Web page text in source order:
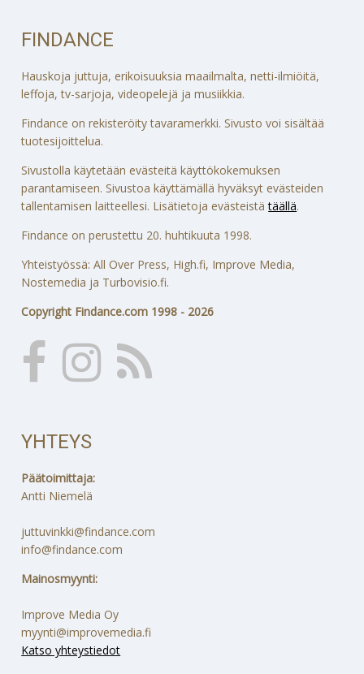
FINDANCE
Hauskoja juttuja, erikoisuuksia maailmalta, netti-ilmiöitä,
leffoja, tv-sarjoja, videopelejä ja musiikkia.
Findance on rekisteröity tavaramerkki. Sivusto voi sisältää
tuotesijoittelua.
Sivustolla käytetään evästeitä käyttökokemuksen
parantamiseen. Sivustoa käyttämällä hyväksyt evästeiden
tallentamisen laitteellesi. Lisätietoja evästeistätäällä.
Findance on perustettu 20. huhtikuuta 1998.
Yhteistyössä: All Over Press, High.fi, Improve Media,
Nostemedia ja Turbovisio.fi.
Copyright Findance.com 1998 - 2026
YHTEYS
Päätoimittaja:
Antti Niemelä
juttuvinkki@findance.com
info@findance.com
Mainosmyynti:
Improve Media Oy
myynti@improvemedia.fi
Katso yhteystiedot